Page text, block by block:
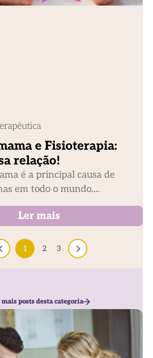
e Fisioterapia:
relação!
é a principal causa de
em todo o mundo....
Ler mais
1 2 3
posts desta categoria